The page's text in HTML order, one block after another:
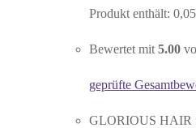
Produkt enthält:
Bewertet mit 5.00
geprüfte
GLORIOUS HAIR